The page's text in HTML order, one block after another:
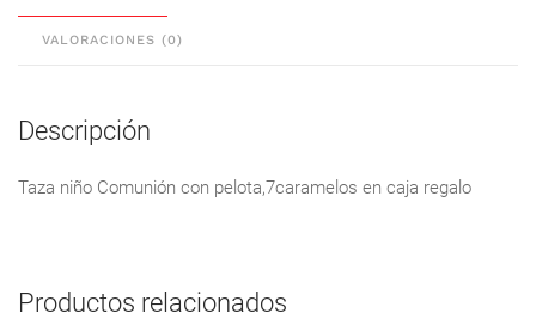
VALORACIONES (0)
Descripción
Taza niño Comunión con pelota,7caramelos en caja regalo
Productos relacionados